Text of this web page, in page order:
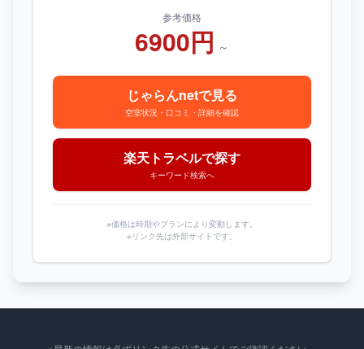
参考価格
6900円 ～
じゃらんnetで見る
空室状況・口コミ・詳細を確認
楽天トラベルで探す
キーワード検索へ
※価格は時期やプランにより変動します。
※リンク先は外部サイトです。